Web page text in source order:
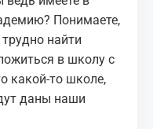
Понимаете,
найти
в школу с
какой-то школе,
даны наши